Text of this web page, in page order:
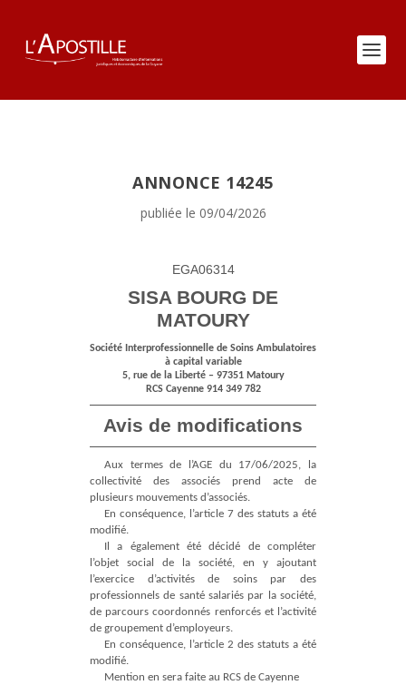
ANNONCE 14245
publiée le 09/04/2026
EGA06314
SISA BOURG DE
MATOURY
Société Interprofessionnelle de Soins Ambulatoires
à capital variable
5, rue de la Liberté – 97351 Matoury
RCS Cayenne 914 349 782
Avis de modifications
Aux termes de l’AGE du 17/06/2025, la
collectivité des associés prend acte de
plusieurs mouvements d’associés.
En conséquence, l’article 7 des statuts a été
modifié.
Il a également été décidé de compléter
l’objet social de la société, en y ajoutant
l’exercice d’activités de soins par des
professionnels de santé salariés par la société,
de parcours coordonnés renforcés et l’activité
de groupement d’employeurs.
En conséquence, l’article 2 des statuts a été
modifié.
Mention en sera faite au RCS de Cayenne